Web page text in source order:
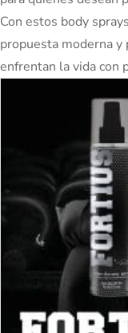
Con estos body
propuesta moderna y
enfrentan la vida con